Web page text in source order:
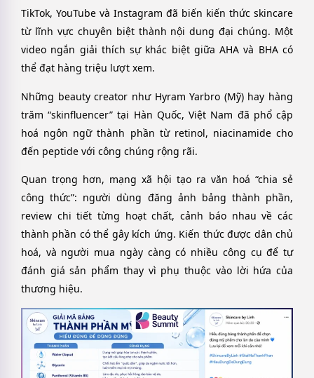
TikTok, YouTube và Instagram đã biến kiến thức skincare
từ lĩnh vực chuyên biệt thành nội dung đại chúng. Một
video ngắn giải thích sự khác biệt giữa AHA và BHA có
thể đạt hàng triệu lượt xem.
Những beauty creator như Hyram Yarbro (Mỹ) hay hàng
trăm “skinfluencer” tại Hàn Quốc, Việt Nam đã phổ cập
hoá ngôn ngữ thành phần từ retinol, niacinamide cho
đến peptide với công chúng rộng rãi.
Quan trọng hơn, mạng xã hội tạo ra văn hoá “chia sẻ
công thức”: người dùng đăng ảnh bảng thành phần,
review chi tiết từng hoạt chất, cảnh báo nhau về các
thành phần có thể gây kích ứng. Kiến thức được dân chủ
hoá, và người mua ngày càng có nhiều công cụ để tự
đánh giá sản phẩm thay vì phụ thuộc vào lời hứa của
thương hiệu.